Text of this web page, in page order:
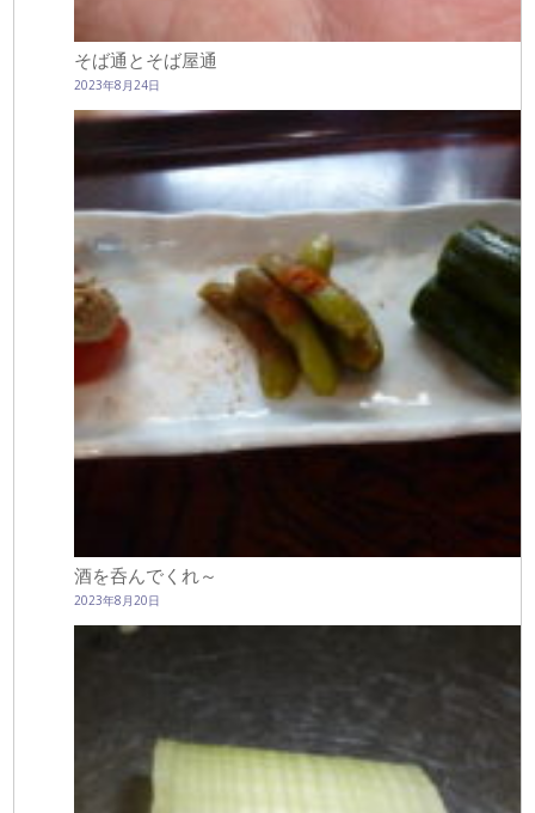
そば通とそば屋通
2023年8月24日
酒を呑んでくれ～
2023年8月20日